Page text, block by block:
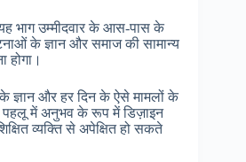
भाग उम्मीदवार के आस-पास के
के ज्ञान और समाज की सामान्य
होगा।
ज्ञान और हर दिन के ऐसे मामलों के
पहलू में अनुभव के रूप में डिज़ाइन
व्यक्ति से अपेक्षित हो सकते